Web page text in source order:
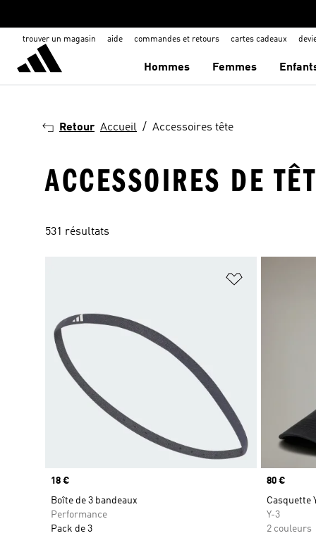
trouver un magasin aide commandes et retours cartes cadeaux
Hommes Femmes
Retour Accueil Accessoires tête
ACCESSOIRES DE
531 résultats
Prix
18 €
Boîte de 3 bandeaux
Performance
Pack de 3
Prix
80 €
Casquette
Y-3
2 couleurs